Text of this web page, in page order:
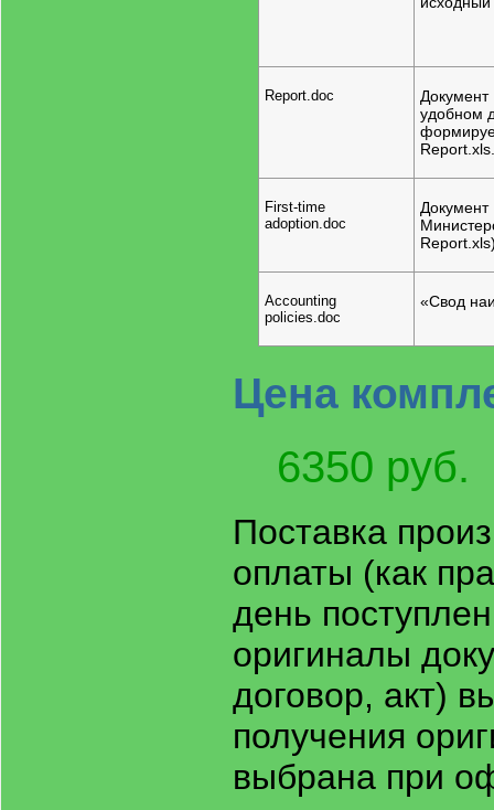
Report.doc
Документ
удобном
Report.xls.
First-time
adoption.doc
Accounting
policies.doc
«Свод
Цена
6350 руб.
Поставка
оплаты (как
день
оригиналы
договор, акт)
получения
выбрана при